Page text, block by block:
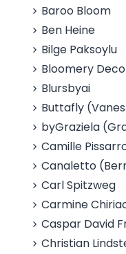
Baroo Bloom
Ben Heine
Bilge Paksoylu
Bloomery
Blursbyai
Buttafly
byGraziela
Camille
Canaletto
Carl Spitzweg
Carmine
Caspar David
Christian